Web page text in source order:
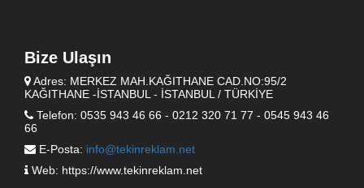
Bize Ulaşın
Adres: MERKEZ MAH.KAĞITHANE CAD.NO:95/2
KAĞITHANE -İSTANBUL - İSTANBUL / TÜRKİYE
Telefon: 0535 943 46 66 - 0212 320 71 77 - 0545 943 46
66
E-Posta: info@tekinreklam.net
Web: https://www.tekinreklam.net